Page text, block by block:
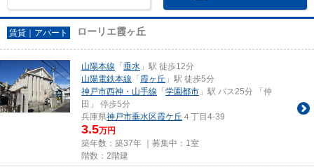
賃貸｜アパート ローリエ霞ヶ丘
山陽本線 「 垂水 」駅 徒歩12分
山陽電鉄本線 「 霞ヶ丘 」駅 徒歩5分
神戸市西神・山手線 「 学園都市 」駅 バス25分 「仲
田」 停歩5分
兵庫県神戸市垂水区霞ケ丘 ４丁目4-39
3.5万円
築年数：築37年 ｜募集中： 1室
階数：2階建